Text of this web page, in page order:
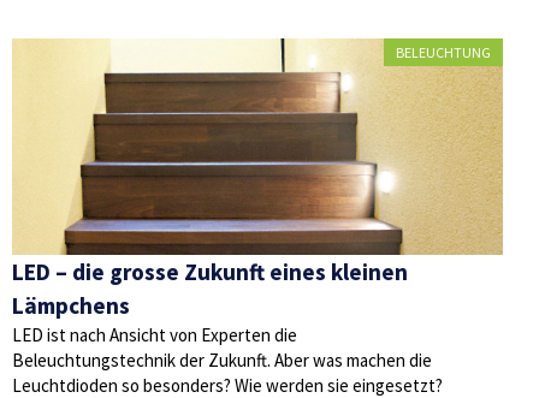
BELEUCHTUNG
LED – die grosse Zukunft eines kleinen
Lämpchens
LED ist nach Ansicht von Experten die
Beleuchtungstechnik der Zukunft. Aber was machen die
Leuchtdioden so besonders? Wie werden sie eingesetzt?